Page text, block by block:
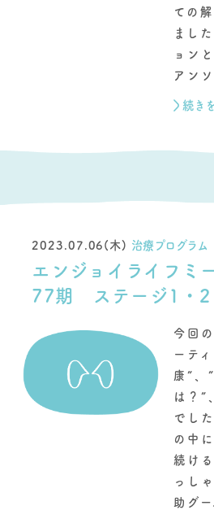
ての
まし
ョン
アン
続き
2023.07.06(木) 治療プログラム
エンジョイライフミ
77期 ステージ1・2
今回
ーテ
康”、
は？”
でし
の中
続け
っし
助グ